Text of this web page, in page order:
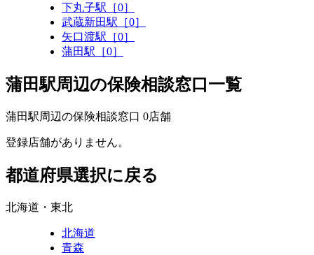
下丸子駅［0］
武蔵新田駅［0］
矢口渡駅［0］
蒲田駅［0］
蒲田駅周辺の保険相談窓口一覧
蒲田駅周辺の保険相談窓口 0店舗
登録店舗がありません。
都道府県選択に戻る
北海道・東北
北海道
青森